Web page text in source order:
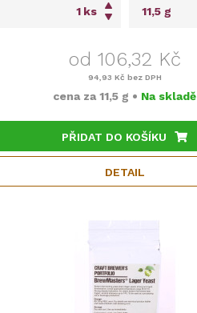
ks
od 106,32 Kč
94,93 Kč bez DPH
cena za11,5 g • Na skladě
PŘIDAT DO KOŠÍKU
DETAIL